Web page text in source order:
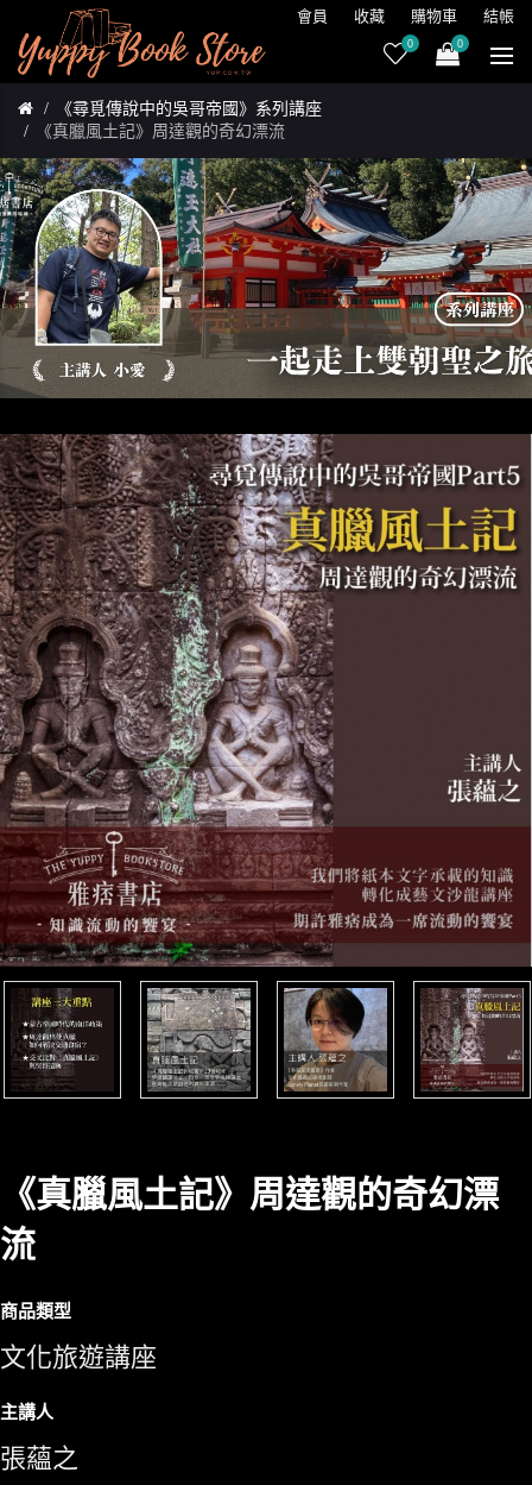
會員 收藏 購物車 結帳
0 0
《尋覓傳說中的吳哥帝國》系列講座
《真臘風土記》周達觀的奇幻漂流
《真臘風土記》周達觀的奇幻漂
流
商品類型
文化旅遊講座
主講人
張蘊之